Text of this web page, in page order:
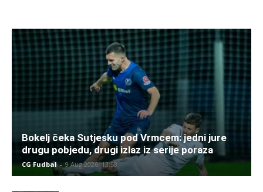
Bokelj čeka Sutjesku pod Vrmcem: jedni jure
drugu pobjedu, drugi izlaz iz serije poraza
CG Fudbal - 9 Aug 2026. 13:58